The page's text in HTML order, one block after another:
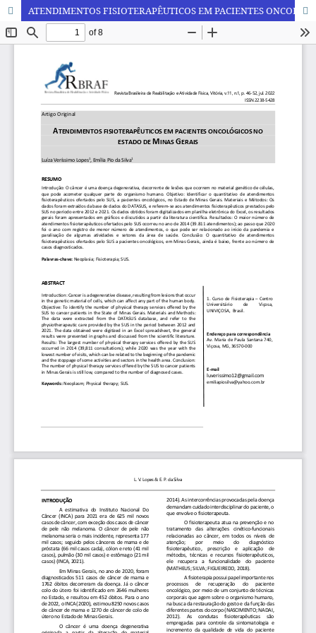
ATENDIMENTOS FISIOTERAPÊUTICOS EM PACIENTES ONCOLÓGICOS NO ESTADO DE MINAS GERAIS